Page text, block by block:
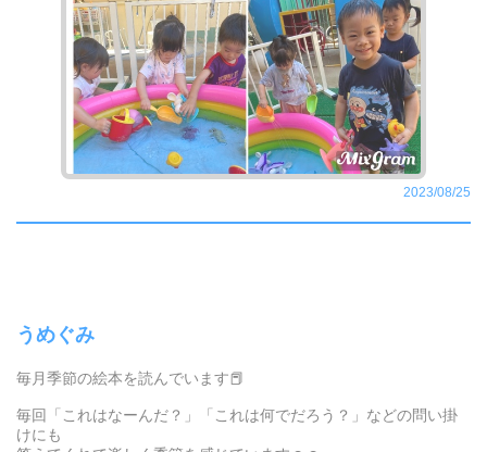
2023/08/25
うめぐみ
毎月季節の絵本を読んでいます📕
毎回「これはなーんだ？」「これは何でだろう？」などの問い掛
けにも